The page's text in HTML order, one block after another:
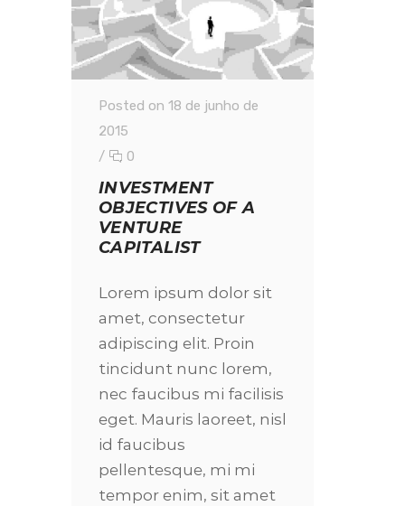
Posted on 18 de junho de
2015
/
0
INVESTMENT
OBJECTIVES OF A
VENTURE
CAPITALIST
Lorem ipsum dolor sit
amet, consectetur
adipiscing elit. Proin
tincidunt nunc lorem,
nec faucibus mi facilisis
eget. Mauris laoreet, nisl
id faucibus
pellentesque, mi mi
tempor enim, sit amet